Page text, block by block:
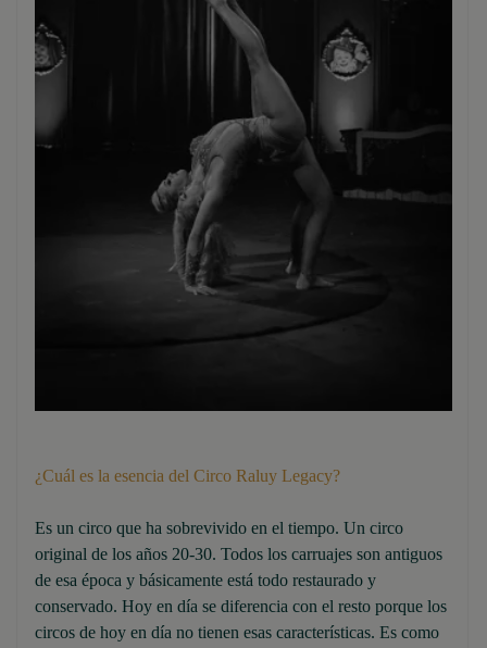
¿Cuál es la esencia del Circo Raluy Legacy?
Es un circo que ha sobrevivido en el tiempo. Un circo
original de los años 20-30. Todos los carruajes son antiguos
de esa época y básicamente está todo restaurado y
conservado. Hoy en día se diferencia con el resto porque los
circos de hoy en día no tienen esas características. Es como